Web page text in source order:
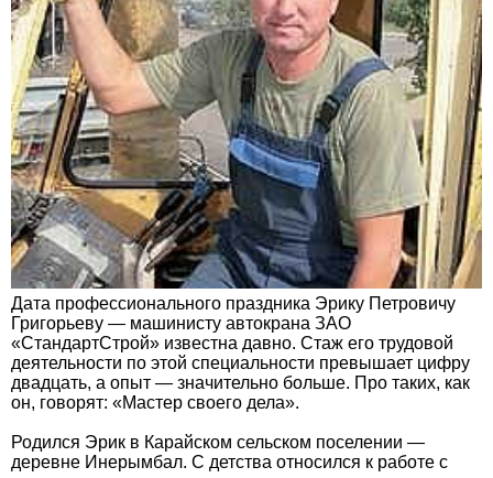
Дата профессионального праздника Эрику Петровичу
Григорьеву — машинисту автокрана ЗАО
«СтандартСтрой» известна давно. Стаж его трудовой
деятельности по этой специальности превышает цифру
двадцать, а опыт — значительно больше. Про таких, как
он, говорят: «Мастер своего дела».
Родился Эрик в Карайском сельском поселении —
деревне Инерымбал. С детства относился к работе с